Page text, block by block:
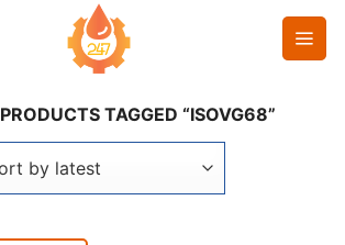
PRODUCTS TAGGED “ISOVG68”